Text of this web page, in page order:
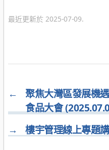
最近更新於 2025-07-09.
←
聚焦大灣區發展機
食品大會
→
樓宇管理線上專題